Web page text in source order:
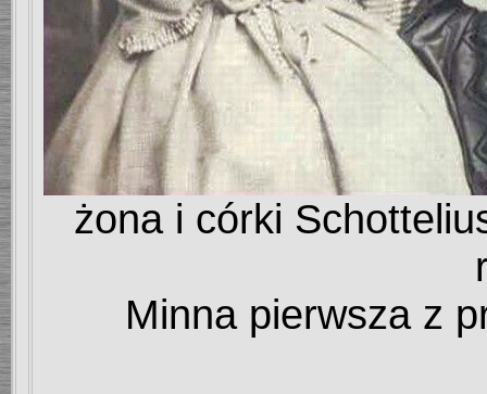
żona i córki
Minna pierwsza z